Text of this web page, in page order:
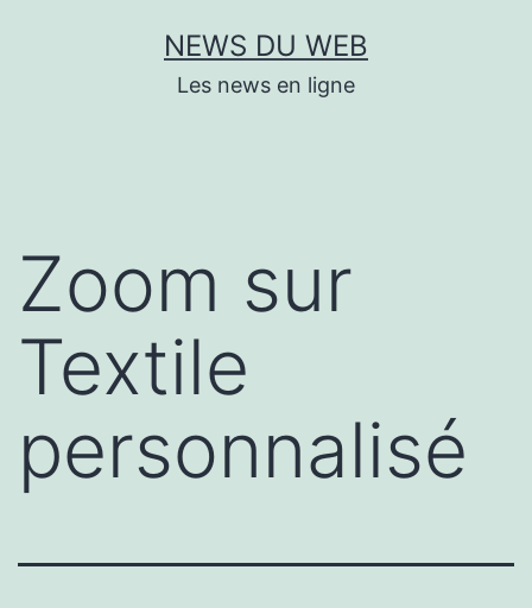
NEWS DU WEB
Les news en ligne
Zoom sur
Textile
personnalisé